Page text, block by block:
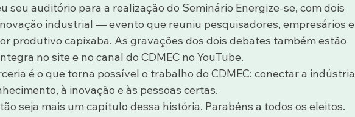
seu auditório para a realização do Seminário Energize-se, com dois
industrial — evento que reuniu pesquisadores, empresários e
produtivo capixaba. As gravações dos dois debates também estão
no site e no canal do CDMEC no YouTube.
é o que torna possível o trabalho do CDMEC: conectar a indústria
à inovação e às pessoas certas.
seja mais um capítulo dessa história. Parabéns a todos os eleitos.